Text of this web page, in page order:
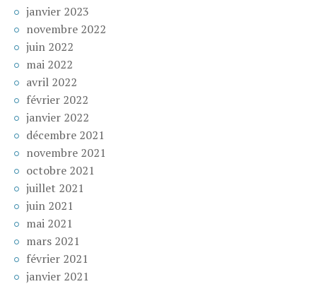
janvier 2023
novembre 2022
juin 2022
mai 2022
avril 2022
février 2022
janvier 2022
décembre 2021
novembre 2021
octobre 2021
juillet 2021
juin 2021
mai 2021
mars 2021
février 2021
janvier 2021